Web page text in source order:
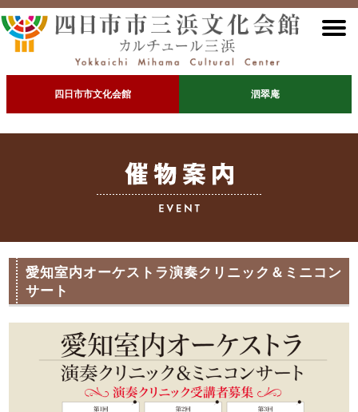
四日市市文化会館 泗翠庵
愛知室内オーケストラ演奏クリニック＆ミニコン
サート